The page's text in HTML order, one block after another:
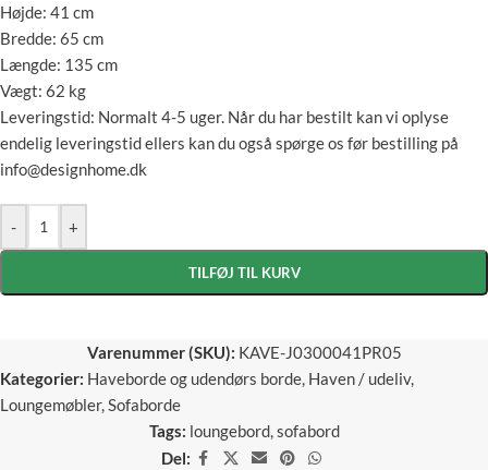
Højde: 41 cm
Bredde: 65 cm
Længde: 135 cm
Vægt: 62 kg
Leveringstid: Normalt 4-5 uger. Når du har bestilt kan vi oplyse
endelig leveringstid ellers kan du også spørge os før bestilling på
info@designhome.dk
- +
TILFØJ TIL KURV
Varenummer (SKU): KAVE-J0300041PR05
Kategorier: Haveborde og udendørs borde, Haven / udeliv,
Loungemøbler,Sofaborde
Tags: loungebord,sofabord
Del: